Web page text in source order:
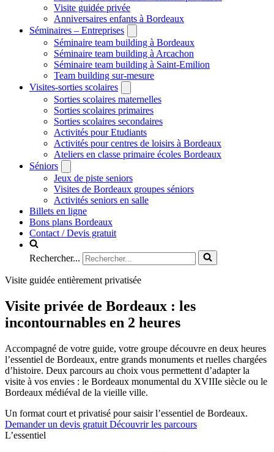
Visite guidée privée
Anniversaires enfants à Bordeaux
Séminaires – Entreprises
Séminaire team building à Bordeaux
Séminaire team building à Arcachon
Séminaire team building à Saint-Emilion
Team building sur-mesure
Visites-sorties scolaires
Sorties scolaires maternelles
Sorties scolaires primaires
Sorties scolaires secondaires
Activités pour Etudiants
Activités pour centres de loisirs à Bordeaux
Ateliers en classe primaire écoles Bordeaux
Séniors
Jeux de piste seniors
Visites de Bordeaux groupes séniors
Activités seniors en salle
Billets en ligne
Bons plans Bordeaux
Contact / Devis gratuit
Rechercher...
Visite guidée entièrement privatisée
Visite privée de Bordeaux : les
incontournables en 2 heures
Accompagné de votre guide, votre groupe découvre en deux heures
l’essentiel de Bordeaux, entre grands monuments et ruelles chargées
d’histoire. Deux parcours au choix vous permettent d’adapter la
visite à vos envies : le Bordeaux monumental du XVIIIe siècle ou le
Bordeaux médiéval de la vieille ville.
Un format court et privatisé pour saisir l’essentiel de Bordeaux.
Demander un devis gratuit Découvrir les parcours
L’essentiel